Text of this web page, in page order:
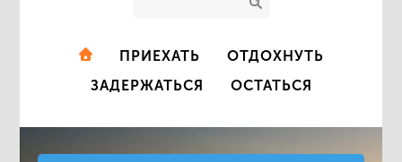
ПРИЕХАТЬ
ОТДОХНУТЬ
ЗАДЕРЖАТЬСЯ
ОСТАТЬСЯ